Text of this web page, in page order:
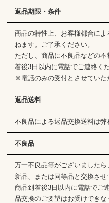
返品期限・条件
商品の特性上、お客様都合に
ねます。ご了承ください。
ただし、商品に不良品などの
着後3日以内に電話でご連絡く
※電話のみの受付とさせていた
返品送料
不良品による返品交換送料は弊
不良品
万一不良品等がございましたら
新品、または同等品と交換させ
商品到着後3日以内に電話でご
品交換のご要望はお受けでき